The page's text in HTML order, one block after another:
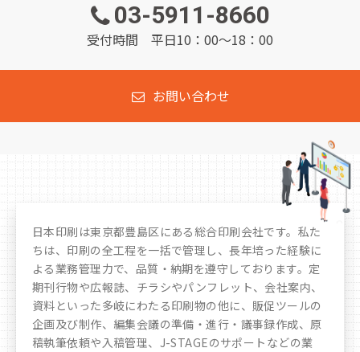
03-5911-8660
受付時間 平日10：00～18：00
お問い合わせ
日本印刷は東京都豊島区にある総合印刷会社です。私た
ちは、印刷の全工程を一括で管理し、長年培った経験に
よる業務管理力で、品質・納期を遵守しております。定
期刊行物や広報誌、チラシやパンフレット、会社案内、
資料といった多岐にわたる印刷物の他に、販促ツールの
企画及び制作、編集会議の準備・進行・議事録作成、原
稿執筆依頼や入稿管理、J-STAGEのサポートなどの業